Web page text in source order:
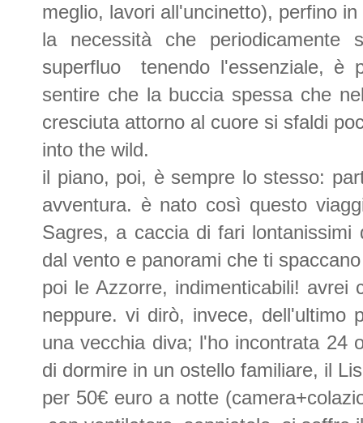
meglio, lavori all'uncinetto), perfino
la necessità che
superfluo tenendo l'essenziale,
sentire che la buccia spessa che
cresciuta attorno al cuore si sfaldi
into the wild.
il piano, poi, è sempre lo stesso:
avventura. è nato così questo
Sagres, a caccia di fari
dal vento e panorami che ti
poi le Azzorre, indimenticabili!
neppure. vi dirò, invece, dell'ultimo
una vecchia diva; l'ho incontrata 24
di dormire in un ostello familiare, il
per 50€ euro a notte